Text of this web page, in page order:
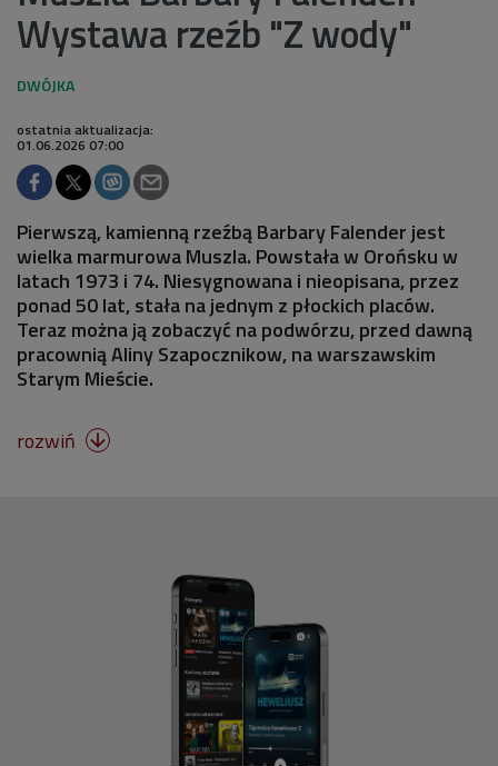
Wystawa rzeźb "Z wody"
ostatnia aktualizacja:
01.06.2026 07:00
Pierwszą, kamienną rzeźbą Barbary Falender jest
wielka marmurowa Muszla. Powstała w Orońsku w
latach 1973 i 74. Niesygnowana i nieopisana, przez
ponad 50 lat, stała na jednym z płockich placów.
Teraz można ją zobaczyć na podwórzu, przed dawną
pracownią Aliny Szapocznikow, na warszawskim
Starym Mieście.
rozwiń 